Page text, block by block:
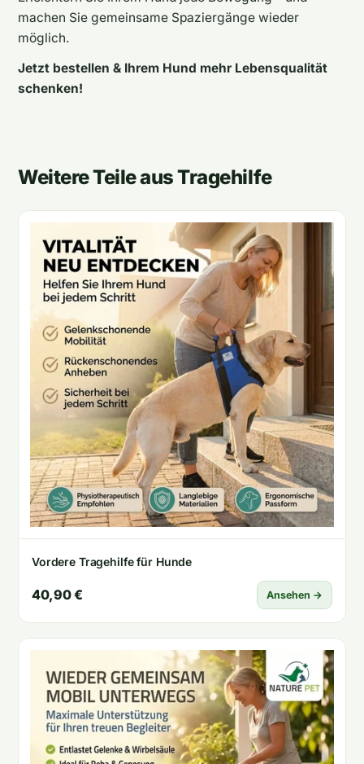
machen Sie gemeinsame Spaziergänge wieder
möglich.
Jetzt bestellen & Ihrem Hund mehr Lebensqualität
schenken!
Weitere Teile aus Tragehilfe
Vordere Tragehilfe für Hunde
40,90 € Ansehen →